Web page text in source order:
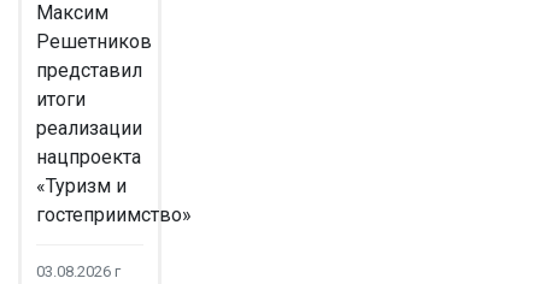
Максим
Решетников
представил
итоги
реализации
нацпроекта
«Туризм и
гостеприимство»
03.08.2026 г